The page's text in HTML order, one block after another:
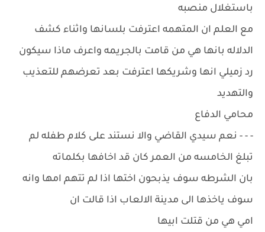
باستغلال منصبه
مع العلم ان المتهمه اعترفت بلسانها واثناء كشف
الدلاله بانها هي من قامت بالجريمه واعرف ماذا سيكون
رد زميلي انها وشريكها اعترفت بعد تعرضهم للتعذيب
والتهديد
محامي الدفاع
- - - نعم سيدي القاضي والا نستند على كلام طفله لم
تبلغ الخامسه من العمر كان قد اخافها بكلماته
بان الشرطه سوف يذبحون اختها اذا لم تتهم امها وانه
سوف ياخذها الى مدينة الالعاب اذا قالت ان
امي هي من قتلت ابيها